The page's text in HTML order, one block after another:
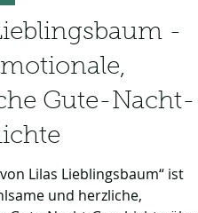
-
Gute-Nacht-
Lilas Lieblingsbaum“ ist